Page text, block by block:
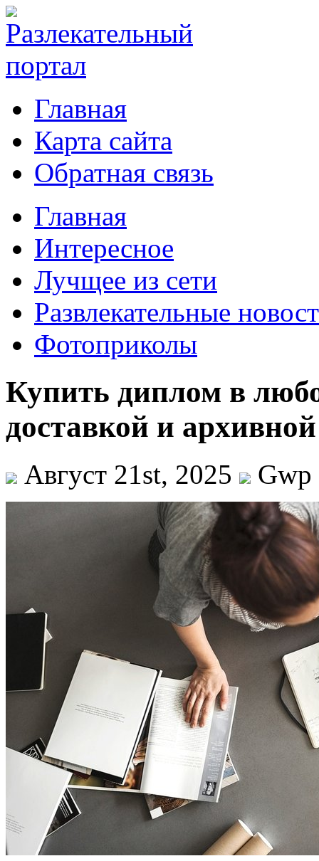
Главная
Карта сайта
Обратная связь
Главная
Интересное
Лучщее из сети
Развлекательные
Фотоприколы
Купить диплом в
доставкой и
Август 21st, 2025 Gwp